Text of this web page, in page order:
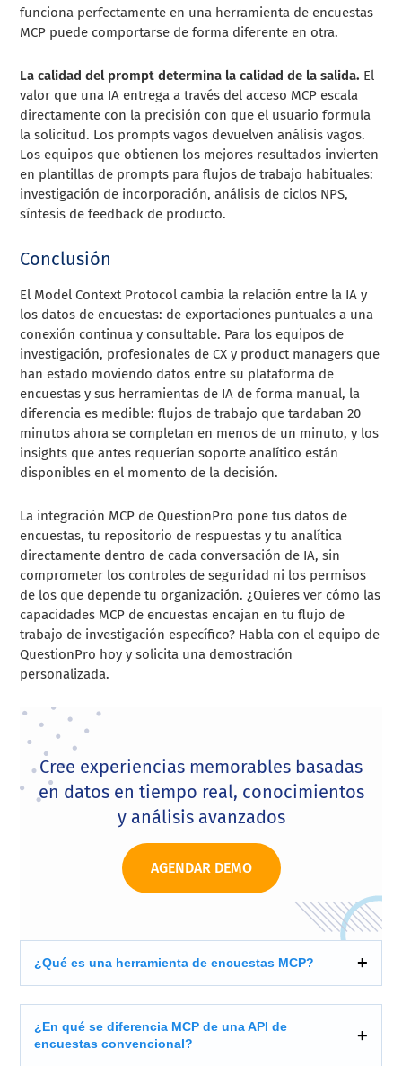
funciona perfectamente en una herramienta de encuestas
MCP puede comportarse de forma diferente en otra.
La calidad del prompt determina la calidad de la salida. El
valor que una IA entrega a través del acceso MCP escala
directamente con la precisión con que el usuario formula
la solicitud. Los prompts vagos devuelven análisis vagos.
Los equipos que obtienen los mejores resultados invierten
en plantillas de prompts para flujos de trabajo habituales:
investigación de incorporación, análisis de ciclos NPS,
síntesis de feedback de producto.
Conclusión
El Model Context Protocol cambia la relación entre la IA y
los datos de encuestas: de exportaciones puntuales a una
conexión continua y consultable. Para los equipos de
investigación, profesionales de CX y product managers que
han estado moviendo datos entre su plataforma de
encuestas y sus herramientas de IA de forma manual, la
diferencia es medible: flujos de trabajo que tardaban 20
minutos ahora se completan en menos de un minuto, y los
insights que antes requerían soporte analítico están
disponibles en el momento de la decisión.
La integración MCP de QuestionPro pone tus datos de
encuestas, tu repositorio de respuestas y tu analítica
directamente dentro de cada conversación de IA, sin
comprometer los controles de seguridad ni los permisos
de los que depende tu organización. ¿Quieres ver cómo las
capacidades MCP de encuestas encajan en tu flujo de
trabajo de investigación específico? Habla con el equipo de
QuestionPro hoy y solicita una demostración
personalizada.
Cree experiencias memorables basadas
en datos en tiempo real, conocimientos
y análisis avanzados
AGENDAR DEMO
¿Qué es una herramienta de encuestas MCP?
¿En qué se diferencia MCP de una API de
encuestas convencional?